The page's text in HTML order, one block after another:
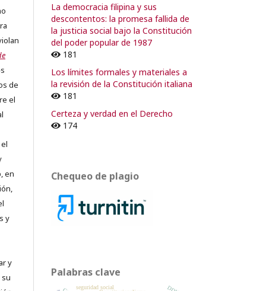
de
el
en
y
y
La democracia filipina y sus
descontentos: la promesa fallida de
la justicia social bajo la Constitución
del poder popular de 1987
181
Los límites formales y materiales a
la revisión de la Constitución italiana
181
Certeza y verdad en el Derecho
174
Chequeo de plagio
Palabras clave
seguridad social